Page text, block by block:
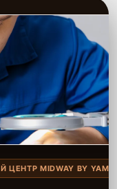
MIDWAY BY